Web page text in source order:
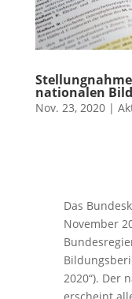
nationalen
Nov. 23, 2020|
Das
November
2020“). Der
erscheint